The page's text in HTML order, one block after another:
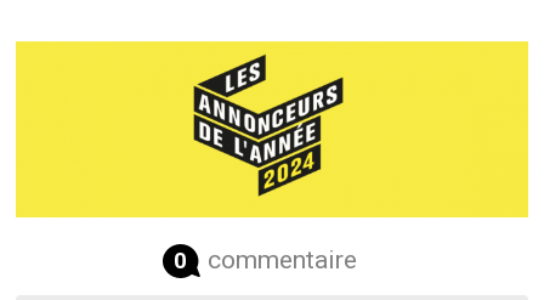
0 commentaire